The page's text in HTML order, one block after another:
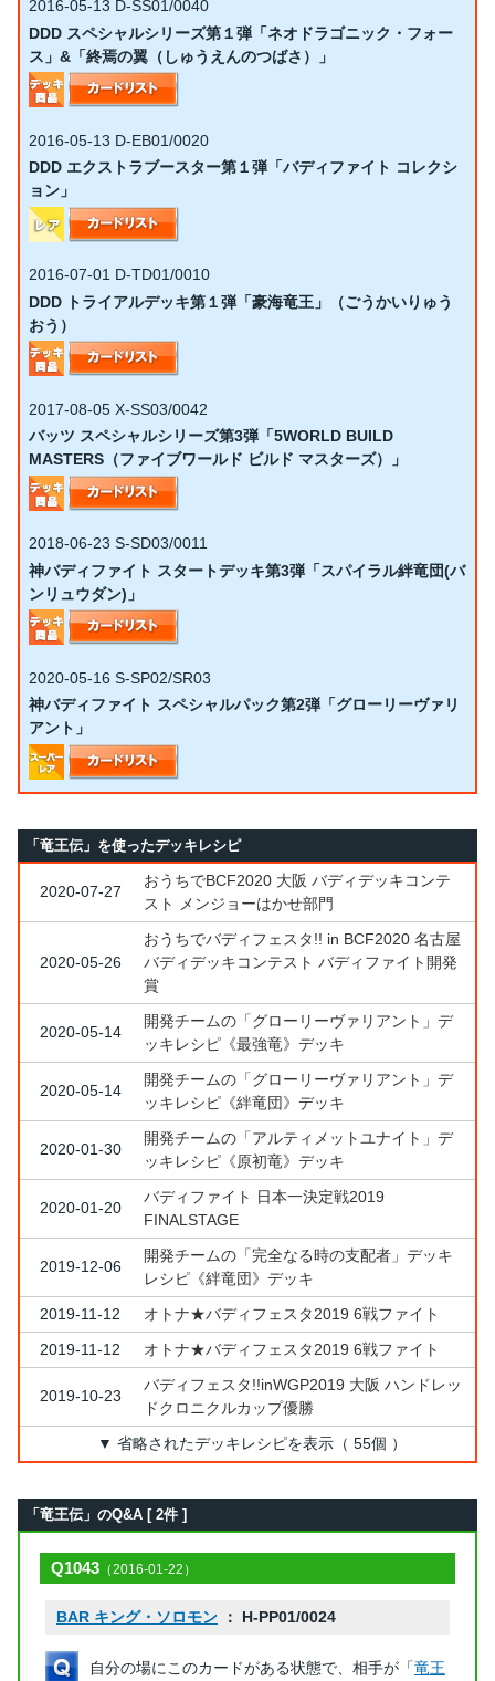
2016-05-13 D-SS01/0040
DDD スペシャルシリーズ第１弾「ネオドラゴニック・フォー
ス」&「終焉の翼（しゅうえんのつばさ）」
2016-05-13 D-EB01/0020
DDD エクストラブースター第１弾「バディファイト コレクシ
ョン」
2016-07-01 D-TD01/0010
DDD トライアルデッキ第１弾「豪海竜王」（ごうかいりゅう
おう）
2017-08-05 X-SS03/0042
バッツ スペシャルシリーズ第3弾「5WORLD BUILD
MASTERS（ファイブワールド ビルド マスターズ）」
2018-06-23 S-SD03/0011
神バディファイト スタートデッキ第3弾「スパイラル絆竜団(バ
ンリュウダン)」
2020-05-16 S-SP02/SR03
神バディファイト スペシャルパック第2弾「グローリーヴァリ
アント」
「竜王伝」を使ったデッキレシピ
2020-07-27
おうちでBCF2020 大阪 バディデッキコンテ
スト メンジョーはかせ部門
2020-05-26
おうちでバディフェスタ!! in BCF2020 名古屋
バディデッキコンテスト バディファイト開発
賞
2020-05-14
開発チームの「グローリーヴァリアント」デ
ッキレシピ《最強竜》デッキ
2020-05-14
開発チームの「グローリーヴァリアント」デ
ッキレシピ《絆竜団》デッキ
2020-01-30
開発チームの「アルティメットユナイト」デ
ッキレシピ《原初竜》デッキ
2020-01-20
バディファイト 日本一決定戦2019
FINALSTAGE
2019-12-06
開発チームの「完全なる時の支配者」デッキ
レシピ《絆竜団》デッキ
2019-11-12
オトナ★バディフェスタ2019 6戦ファイト
2019-11-12
オトナ★バディフェスタ2019 6戦ファイト
2019-10-23
バディフェスタ!!inWGP2019 大阪 ハンドレッ
ドクロニクルカップ優勝
▼ 省略されたデッキレシピを表示（ 55個 ）
「竜王伝」のQ&A [ 2件 ]
Q1043 （2016-01-22）
BAR キング・ソロモン ： H-PP01/0024
自分の場にこのカードがある状態で、相手が「竜王